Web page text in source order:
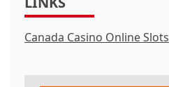
Canada Casino Online Slots